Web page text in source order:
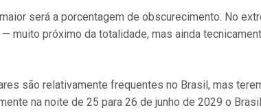
será a porcentagem de obscurecimento. No
muito próximo da totalidade, mas ainda
são relativamente frequentes no Brasil, mas
na noite de 25 para 26 de junho de 2029 o